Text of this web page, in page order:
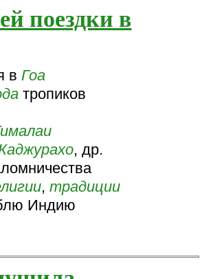
поездки в
в Гоа
тропиков
, др.
,традиции
Индию